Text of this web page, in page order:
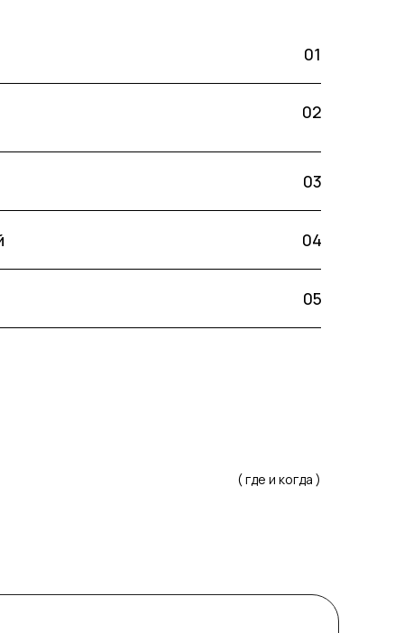
01
02
03
04
05
( где и когда )